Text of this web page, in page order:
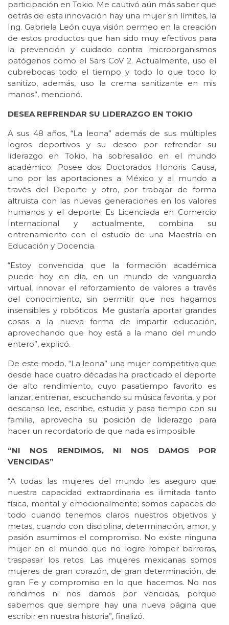
participación en Tokio. Me cautivó aún más saber que
detrás de esta innovación hay una mujer sin límites, la
Ing. Gabriela León cuya visión permeo en la creación
de estos productos que han sido muy efectivos para
la prevención y cuidado contra microorganismos
patógenos como el Sars CoV 2. Actualmente, uso el
cubrebocas todo el tiempo y todo lo que toco lo
sanitizo, además, uso la crema sanitizante en mis
manos”, mencionó.
DESEA REFRENDAR SU LIDERAZGO EN TOKIO
A sus 48 años, “La leona” además de sus múltiples
logros deportivos y su deseo por refrendar su
liderazgo en Tokio, ha sobresalido en el mundo
académico. Posee dos Doctorados Honoris Causa,
uno por las aportaciones a México y al mundo a
través del Deporte y otro, por trabajar de forma
altruista con las nuevas generaciones en los valores
humanos y el deporte. Es Licenciada en Comercio
Internacional y actualmente, combina su
entrenamiento con el estudio de una Maestría en
Educación y Docencia.
“Estoy convencida que la formación académica
puede hoy en día, en un mundo de vanguardia
virtual, innovar el reforzamiento de valores a través
del conocimiento, sin permitir que nos hagamos
insensibles y robóticos. Me gustaría aportar grandes
cosas a la nueva forma de impartir educación,
aprovechando que hoy está a la mano del mundo
entero”, explicó.
De este modo, “La leona” una mujer competitiva que
desde hace cuatro décadas ha practicado el deporte
de alto rendimiento, cuyo pasatiempo favorito es
lanzar, entrenar, escuchando su música favorita, y por
descanso lee, escribe, estudia y pasa tiempo con su
familia, aprovecha su posición de liderazgo para
hacer un recordatorio de que nada es imposible.
“NI NOS RENDIMOS, NI NOS DAMOS POR
VENCIDAS”
“A todas las mujeres del mundo les aseguro que
nuestra capacidad extraordinaria es ilimitada tanto
física, mental y emocionalmente; somos capaces de
todo cuando tenemos claros nuestros objetivos y
metas, cuando con disciplina, determinación, amor, y
pasión asumimos el compromiso. No existe ninguna
mujer en el mundo que no logre romper barreras,
traspasar los retos. Las mujeres mexicanas somos
mujeres de gran corazón, de gran determinación, de
gran Fe y compromiso en lo que hacemos. No nos
rendimos ni nos damos por vencidas, porque
sabemos que siempre hay una nueva página que
escribir en nuestra historia”, finalizó.